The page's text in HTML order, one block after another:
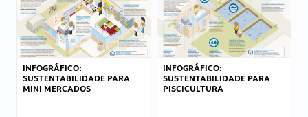
INFOGRÁFICO:
SUSTENTABILIDADE PARA
MINI MERCADOS
INFOGRÁFICO:
SUSTENTABILIDADE PARA
PISCICULTURA